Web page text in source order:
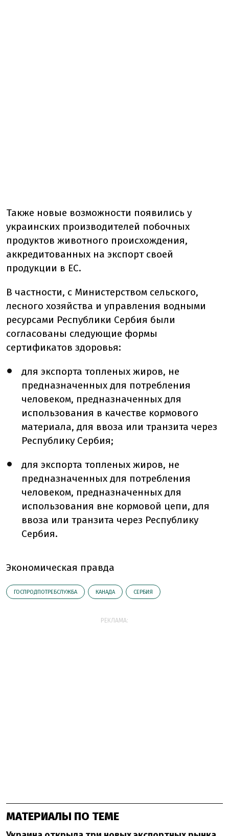
Также новые возможности появились у
украинских производителей побочных
продуктов животного происхождения,
аккредитованных на экспорт своей
продукции в ЕС.
В частности, с Министерством сельского,
лесного хозяйства и управления водными
ресурсами Республики Сербия были
согласованы следующие формы
сертификатов здоровья:
для экспорта топленых жиров, не
предназначенных для потребления
человеком, предназначенных для
использования в качестве кормового
материала, для ввоза или транзита через
Республику Сербия;
для экспорта топленых жиров, не
предназначенных для потребления
человеком, предназначенных для
использования вне кормовой цепи, для
ввоза или транзита через Республику
Сербия.
Экономическая правда
ГОСПРОДПОТРЕБСЛУЖБА КАНАДА СЕРБИЯ
РЕКЛАМА:
МАТЕРИАЛЫ ПО ТЕМЕ